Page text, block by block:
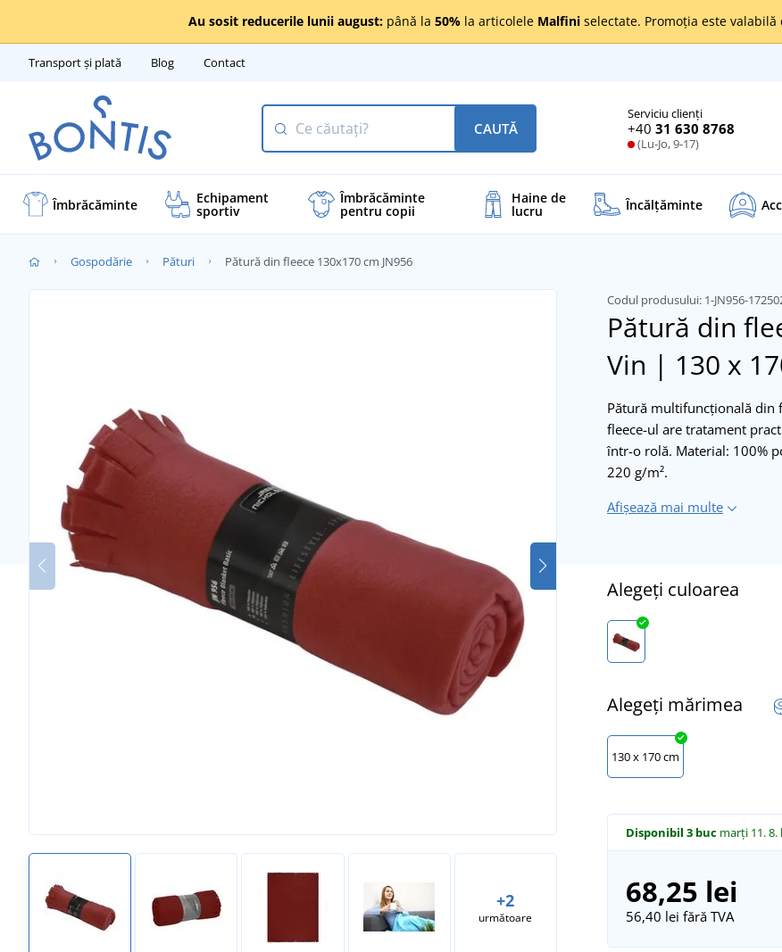
Au sosit reducerile lunii august: până la 50% la articolele Malfini selectate. Promoția este
Transport și plată Blog Contact
Serviciu clienți
+40 31 630 8768
(Lu-Jo, 9-17)
CAUTĂ
Îmbrăcăminte Echipament
sportiv
Îmbrăcăminte
pentru copii
Haine de
lucru Încălţăminte
Gospodărie Pături Pătură din fleece 130x170 cm JN956
Codul produsului: 1-JN956-
Pătură din
Vin | 130 x
+2
următoare
Pătură multifuncțională din
fleece-ul are tratament
într-o rolă. Material: 100%
220 g/m².
Afișează mai multe
Alegeți culoarea
Alegeți mărimea
130 x 170 cm
Disponibil 3 buc marți 11. 8.
68,25 lei
56,40 lei fără TVA